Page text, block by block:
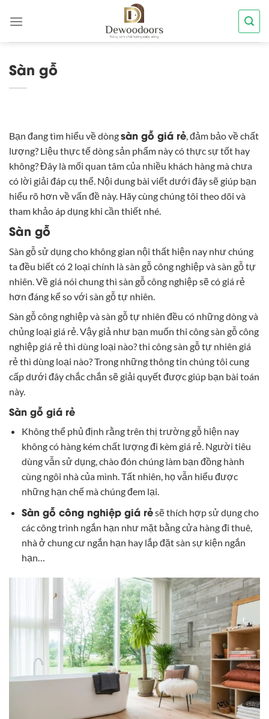
đến
Sàn gỗ
Bạn đang tìm hiểu về dòngsàn gỗ giá rẻ, đảm bảo về chất
lượng? Liệu thực tế dòng sản phẩm này có thực sự tốt hay
không? Đây là mối quan tâm của nhiều khách hàng mà chưa
có lời giải đáp cụ thể. Nội dung bài viết dưới đây sẽ giúp bạn
hiểu rõ hơn về vấn đề này. Hãy cùng chúng tôi theo dõi và
tham khảo áp dụng khi cần thiết nhé.
Sàn gỗ
Sàn gỗ sử dụng cho không gian nội thất hiện nay như chúng
ta đều biết có 2 loại chính là sàn gỗ công nghiệp và sàn gỗ tự
nhiên. Về giá nói chung thì sàn gỗ công nghiệp sẽ có giá rẻ
hơn đáng kể so với sàn gỗ tự nhiên.
Sàn gỗ công nghiệp và sàn gỗ tự nhiên đều có những dòng và
chủng loại giá rẻ. Vậy giả như bạn muốn thi công sàn gỗ công
nghiệp giá rẻ thì dùng loại nào? thi công sàn gỗ tự nhiên giá
rẻ thì dùng loại nào? Trong những thông tin chúng tôi cung
cấp dưới đây chắc chắn sẽ giải quyết được giúp bạn bài toán
này.
Sàn gỗ giá rẻ
Không thể phủ định rằng trên thị trường gỗ hiện nay
không có hàng kém chất lượng đi kèm giá rẻ. Người tiêu
dùng vẫn sử dụng, chào đón chúng làm bạn đồng hành
cùng ngôi nhà của mình. Tất nhiên, họ vẫn hiểu được
những hạn chế mà chúng đem lại.
Sàn gỗ công nghiệp giá rẻsẽ thích hợp sử dụng cho
các công trình ngắn hạn như mặt bằng cửa hàng đi thuê,
nhà ở chung cư ngắn hạn hay lắp đặt sàn sự kiện ngắn
hạn…